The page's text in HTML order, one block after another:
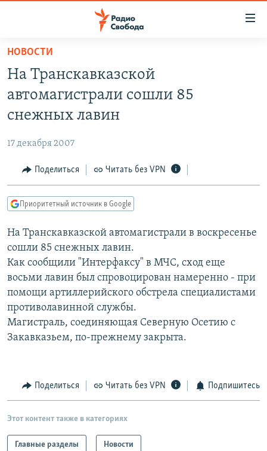
упрощенного
доступа
основному
Вернутся
Вернутся
поиску
ПОДКАСТЫ
АВТОРСКИЕ ПРОЕКТЫ
МНЕНИЯ
КУЛЬТУРА
КАВКАЗ.РЕАЛИИ
СЕВЕР.РЕАЛИИ
СИБИРЬ.РЕАЛИИ
РАСПИСАНИЕ ВЕЩАНИЯ
ПОДПИШИТЕСЬ НА РАССЫЛКУ
СОЦИАЛЬНЫЕ СЕТИ
НОВОСТИ
На Транскавказской
автомагистрали сошли 85
снежных лавин
17 декабря 2007
Поделиться Читать без VPN
Приоритетный источник в Google
На Транскавказской автомагистрали в воскресенье
сошли 85 снежных лавин.
Как сообщили "Интерфаксу" в МЧС, сход еще
восьми лавин был спровоцирован намеренно - при
помощи артиллерийского обстрела специалистами
противолавинной службы.
Магистраль, соединяющая Северную Осетию с
Закавказьем, по-прежнему закрыта.
Поделиться Читать без VPN Подпишитесь
Этот контент также в категориях
Главные разделы Новости